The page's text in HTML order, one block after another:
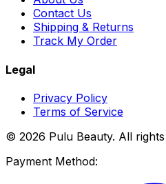
Contact Us
Shipping & Returns
Track My Order
Legal
Privacy Policy
Terms of Service
© 2026 Pulu Beauty. All
Payment Method: